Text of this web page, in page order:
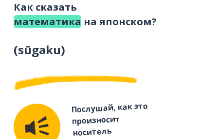
Как сказать
математика на японском?
(sūgaku)
Послушай, как это
произносит
носитель